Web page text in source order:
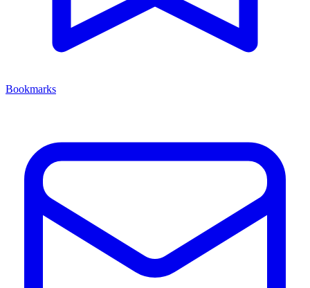
Bookmarks